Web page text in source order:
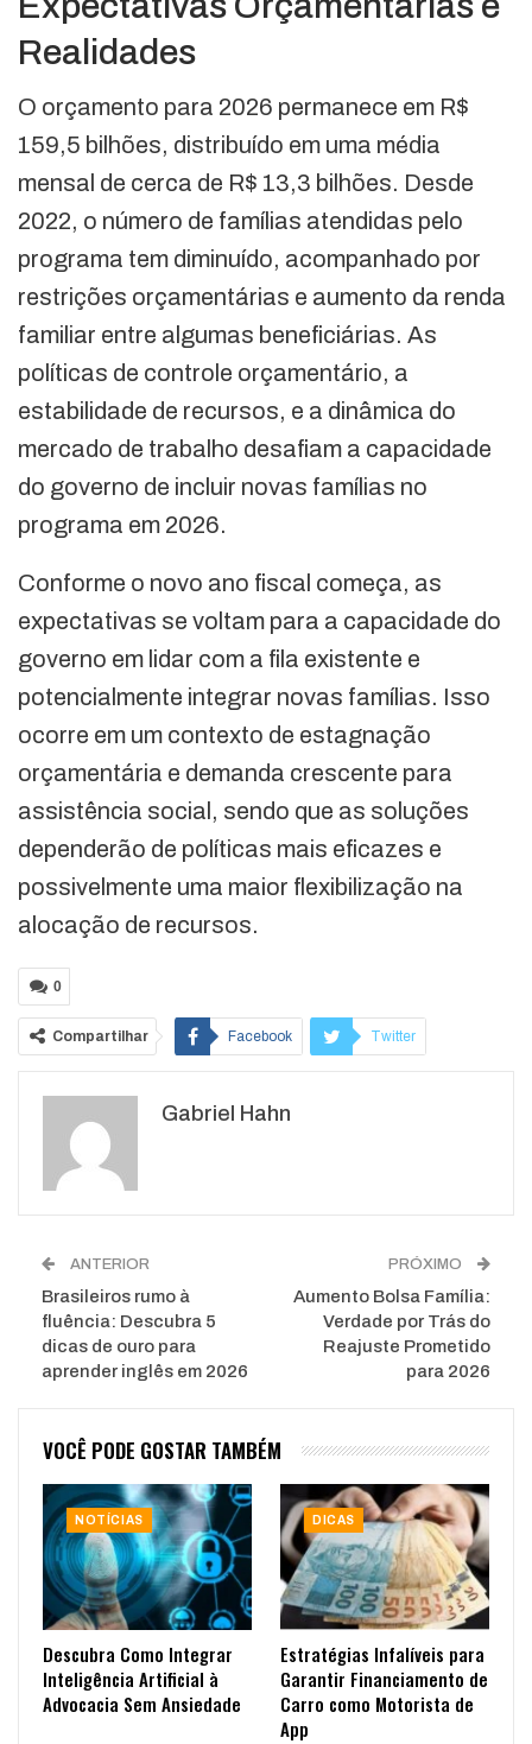
Realidades
O orçamento para 2026 permanece em R$
159,5 bilhões, distribuído em uma média
mensal de cerca de R$ 13,3 bilhões. Desde
2022, o número de famílias atendidas pelo
programa tem diminuído, acompanhado por
restrições orçamentárias e aumento da renda
familiar entre algumas beneficiárias. As
políticas de controle orçamentário, a
estabilidade de recursos, e a dinâmica do
mercado de trabalho desafiam a capacidade
do governo de incluir novas famílias no
programa em 2026.
Conforme o novo ano fiscal começa, as
expectativas se voltam para a capacidade do
governo em lidar com a fila existente e
potencialmente integrar novas famílias. Isso
ocorre em um contexto de estagnação
orçamentária e demanda crescente para
assistência social, sendo que as soluções
dependerão de políticas mais eficazes e
possivelmente uma maior flexibilização na
alocação de recursos.
0
Compartilhar Facebook Twitter
WhatsApp
Gabriel Hahn
ANTERIOR
Brasileiros rumo à
fluência: Descubra 5
dicas de ouro para
aprender inglês em 2026
PRÓXIMO
Aumento Bolsa Família:
Verdade por Trás do
Reajuste Prometido
para 2026
VOCÊ PODE GOSTAR TAMBÉM
NOTÍCIAS
Descubra Como Integrar
Inteligência Artificial à
Advocacia Sem Ansiedade
DICAS
Estratégias Infalíveis para
Garantir Financiamento de
Carro como Motorista de
App